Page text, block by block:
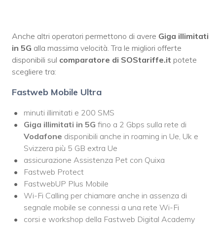
Anche altri operatori permettono di avere Giga illimitati
in 5G alla massima velocità. Tra le migliori offerte
disponibili sul comparatore di SOStariffe.it potete
scegliere tra:
Fastweb Mobile Ultra
minuti illimitati e 200 SMS
Giga illimitati in 5G fino a 2 Gbps sulla rete di
Vodafone disponibili anche in roaming in Ue, Uk e
Svizzera più 5 GB extra Ue
assicurazione Assistenza Pet con Quixa
Fastweb Protect
FastwebUP Plus Mobile
Wi-Fi Calling per chiamare anche in assenza di
segnale mobile se connessi a una rete Wi-Fi
corsi e workshop della Fastweb Digital Academy